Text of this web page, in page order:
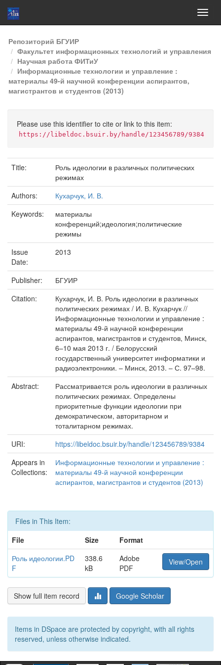
Skip
navigation
Репозиторий БГУИР
Факультет информационных технологий и управления
Научная работа ФИТиУ
Информационные технологии и управление :
материалы 49-й научной конференции аспирантов,
магистрантов и студентов (2013)
Please use this identifier to cite or link to this item:
https://libeldoc.bsuir.by/handle/123456789/9384
Title:
Роль идеологии в различных политических
режимах
Authors:
Кухарчук, И. В.
Keywords:
материалы
конференций;идеология;политические
режимы
Issue
Date:
2013
Publisher:
БГУИР
Citation:
Кухарчук, И. В. Роль идеологии в различных
политических режимах / И. В. Кухарчук //
Информационные технологии и управление :
материалы 49-й научной конференции
аспирантов, магистрантов и студентов, Минск,
6–10 мая 2013 г. / Белорусский
государственный университет информатики и
радиоэлектроники. – Минск, 2013. – С. 97–98.
Abstract:
Рассматривается роль идеологии в различных
политических режимах. Определены
приоритетные функции идеологии при
демократическом, авторитарном и
тоталитарном режимах.
URI:
https://libeldoc.bsuir.by/handle/123456789/9384
Appears in
Collections:
Информационные технологии и управление :
материалы 49-й научной конференции
аспирантов, магистрантов и студентов (2013)
Files in This Item:
File
Size
Format
Роль идеологии.PD
F
338.6
kB
Adobe
PDF
View/Open
Show full item record Google Scholar
Items in DSpace are protected by copyright, with all rights
reserved, unless otherwise indicated.